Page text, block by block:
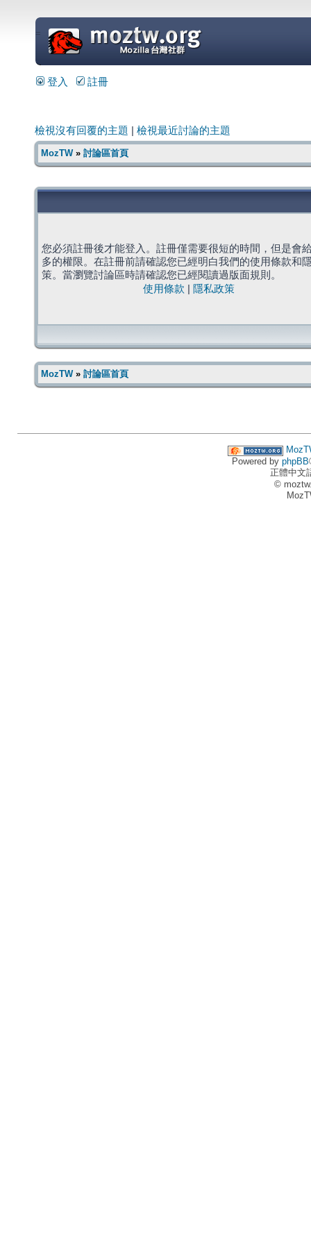
=
登入 註冊
檢視沒有回覆的主題 檢視最近討論的主題
MozTW» 討論區首頁
您必須註冊後才能登入。註冊僅需要很短的時間，但是會
多的權限。在註冊前請確認您已經明白我們的使用條款和
策。當瀏覽討論區時請確認您已經閱讀過版面規則。
使用條款
隱私政策
MozTW» 討論區首頁
Powered by phpBB
正體中文
©